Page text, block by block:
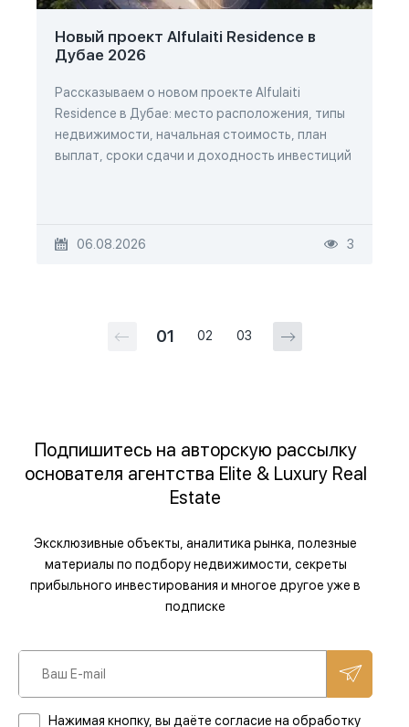
Новый проект Alfulaiti Residence в
Дубае 2026
Рассказываем о новом проекте Alfulaiti
Residence в Дубае: место расположения, типы
недвижимости, начальная стоимость, план
выплат, сроки сдачи и доходность инвестиций
06.08.2026 3
01 02 03
Подпишитесь на авторскую рассылку
основателя агентства Elite & Luxury Real
Estate
Эксклюзивные объекты, аналитика рынка, полезные
материалы по подбору недвижимости, секреты
прибыльного инвестирования и многое другое уже в
подписке
Нажимая кнопку, вы даёте согласие на обработку